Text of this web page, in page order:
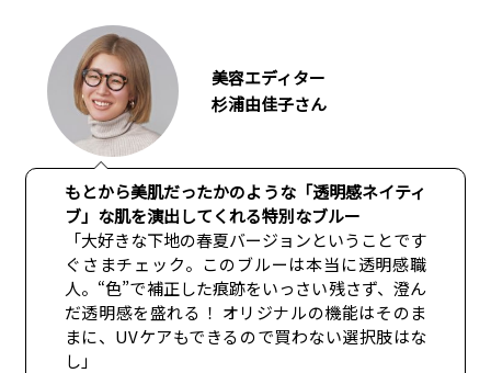
美容エディター
杉浦由佳子さん
もとから美肌だったかのような「透明感ネイティ
ブ」な肌を演出してくれる特別なブルー
「大好きな下地の春夏バージョンということです
ぐさまチェック。このブルーは本当に透明感職
人。“色”で補正した痕跡をいっさい残さず、澄ん
だ透明感を盛れる！ オリジナルの機能はそのま
まに、UVケアもできるので買わない選択肢はな
し」